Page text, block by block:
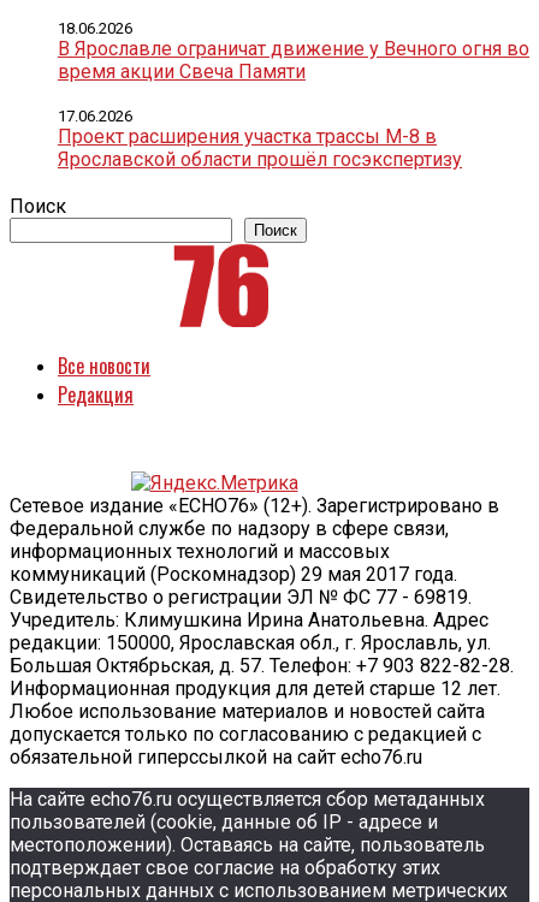
В Ярославле ограничат движение у Вечного огня во
время акции Свеча Памяти
18.06.2026
Проект расширения участка трассы М-8 в
Ярославской области прошёл госэкспертизу
17.06.2026
Поиск
Поиск
Все новости
Редакция
Сетевое издание «ECHO76» (12+). Зарегистрировано в
Федеральной службе по надзору в сфере связи,
информационных технологий и массовых
коммуникаций (Роскомнадзор) 29 мая 2017 года.
Свидетельство о регистрации ЭЛ № ФС 77 - 69819.
Учредитель: Климушкина Ирина Анатольевна. Адрес
редакции: 150000, Ярославская обл., г. Ярославль, ул.
Большая Октябрьская, д. 57. Телефон: +7 903 822-82-28.
Информационная продукция для детей старше 12 лет.
Любое использование материалов и новостей сайта
допускается только по согласованию с редакцией с
обязательной гиперссылкой на сайт echo76.ru
На сайте echo76.ru осуществляется сбор метаданных
пользователей (cookie, данные об IP - адресе и
местоположении). Оставаясь на сайте, пользователь
подтверждает свое согласие на обработку этих
персональных данных c использованием метрических